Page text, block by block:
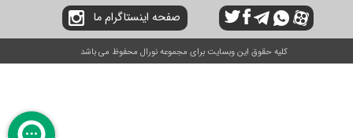
صفحه اینستاگرام ما
کلیه حقوق این وبسایت برای مجموعه نورال محفوظ می باشد